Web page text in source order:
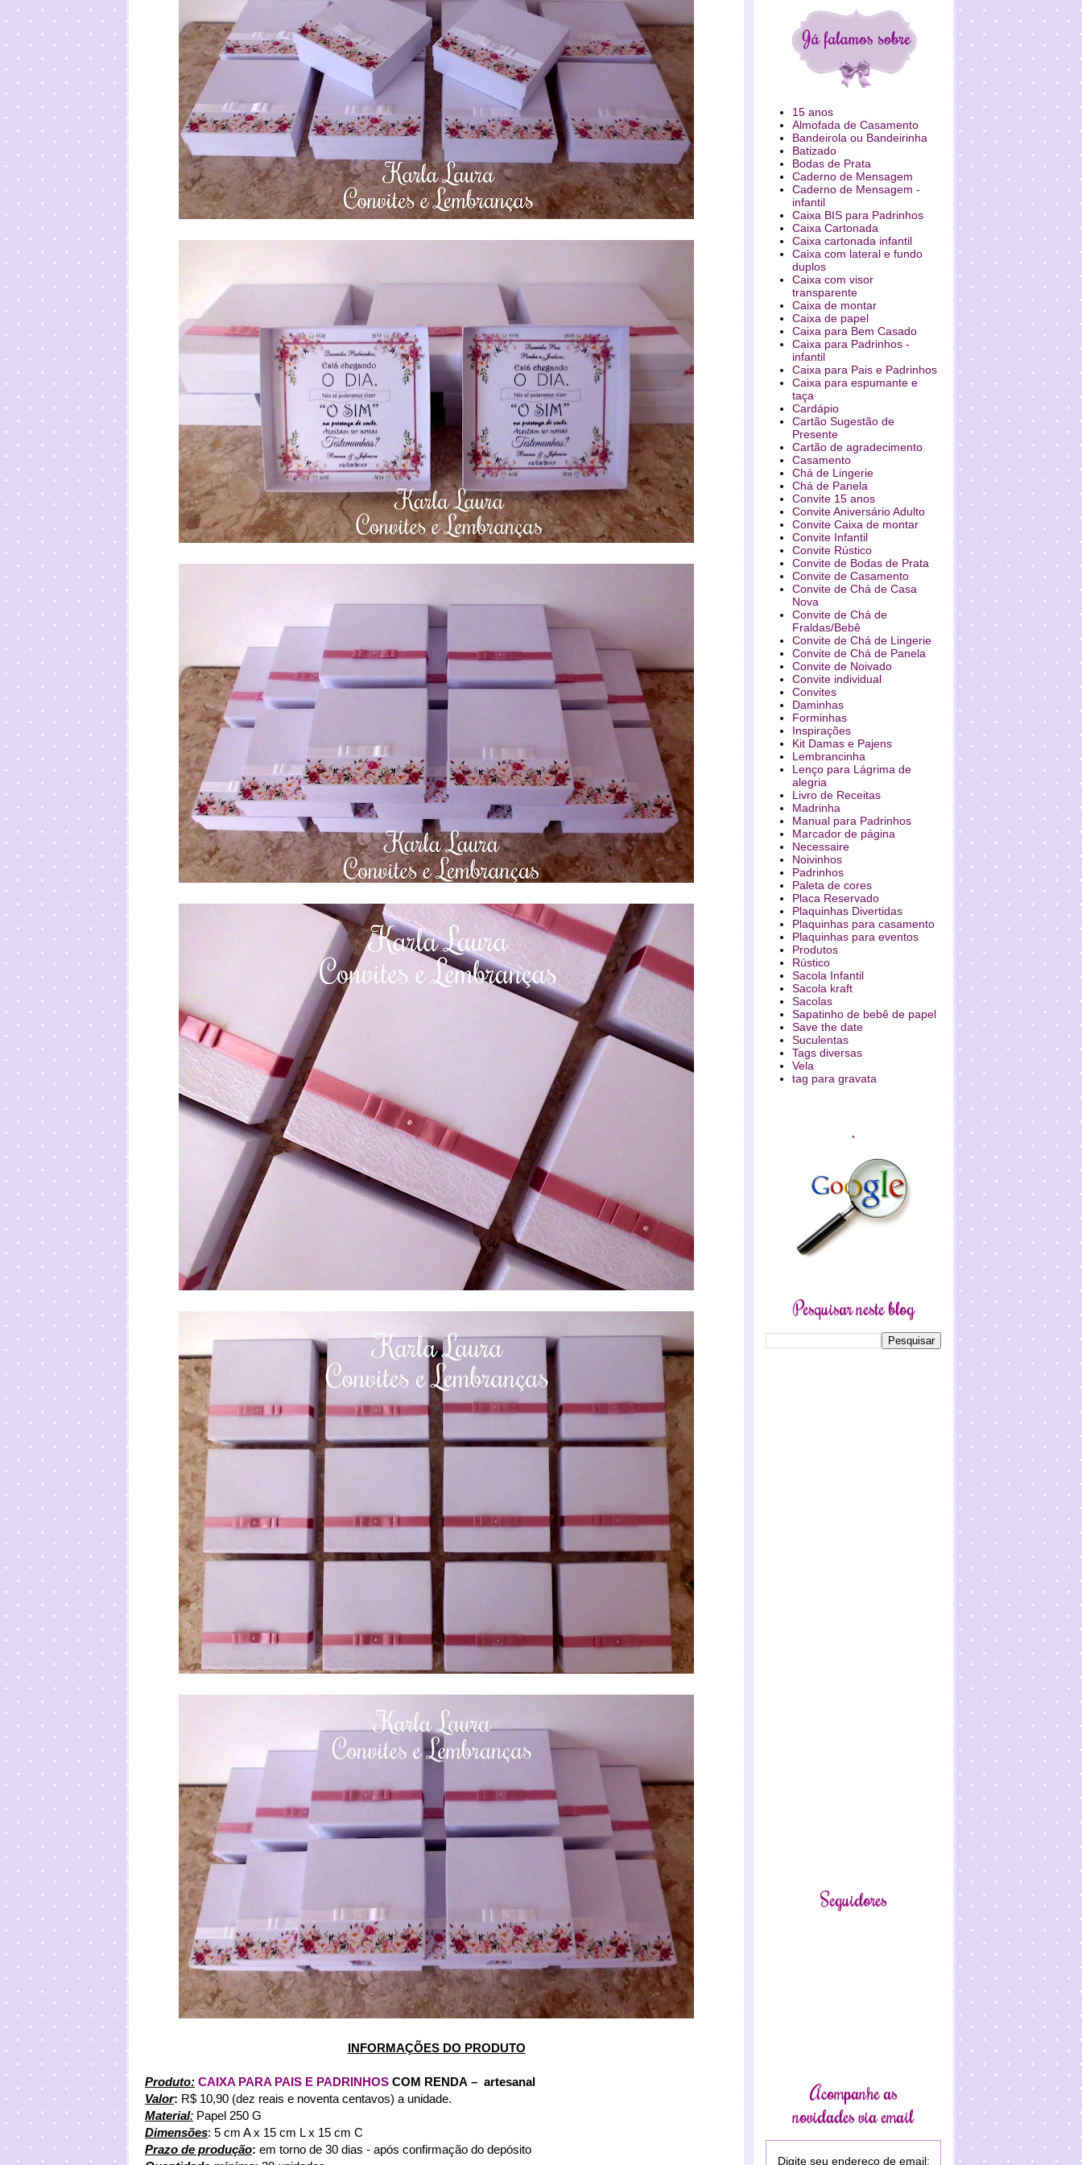
INFORMAÇÕES DO PRODUTO
Produto: CAIXA PARA PAIS E PADRINHOS COM RENDA – artesanal
Valor: R$ 10,90 (dez reais e noventa centavos) a unidade.
Material: Papel 250 G
Dimensões: 5 cm A x 15 cm L x 15 cm C
Prazo de produção: em torno de 30 dias - após confirmação do depósito
15 anos
Almofada de Casamento
Bandeirola ou Bandeirinha
Batizado
Bodas de Prata
Caderno de Mensagem
Caderno de Mensagem -
infantil
Caixa BIS para Padrinhos
Caixa Cartonada
Caixa cartonada infantil
Caixa com lateral e fundo
duplos
Caixa com visor
transparente
Caixa de montar
Caixa de papel
Caixa para Bem Casado
Caixa para Padrinhos -
infantil
Caixa para Pais e Padrinhos
Caixa para espumante e
taça
Cardápio
Cartão Sugestão de
Presente
Cartão de agradecimento
Casamento
Chá de Lingerie
Chá de Panela
Convite 15 anos
Convite Aniversário Adulto
Convite Caixa de montar
Convite Infantil
Convite Rústico
Convite de Bodas de Prata
Convite de Casamento
Convite de Chá de Casa
Nova
Convite de Chá de
Fraldas/Bebê
Convite de Chá de Lingerie
Convite de Chá de Panela
Convite de Noivado
Convite individual
Convites
Daminhas
Forminhas
Inspirações
Kit Damas e Pajens
Lembrancinha
Lenço para Lágrima de
alegria
Livro de Receitas
Madrinha
Manual para Padrinhos
Marcador de página
Necessaire
Noivinhos
Padrinhos
Paleta de cores
Placa Reservado
Plaquinhas Divertidas
Plaquinhas para casamento
Plaquinhas para eventos
Produtos
Rústico
Sacola Infantil
Sacola kraft
Sacolas
Sapatinho de bebê de papel
Save the date
Suculentas
Tags diversas
Vela
tag para gravata
.
Pesquisar neste blog
Seguidores
Acompanhe as
novidades via email
Digite seu endereço de email: